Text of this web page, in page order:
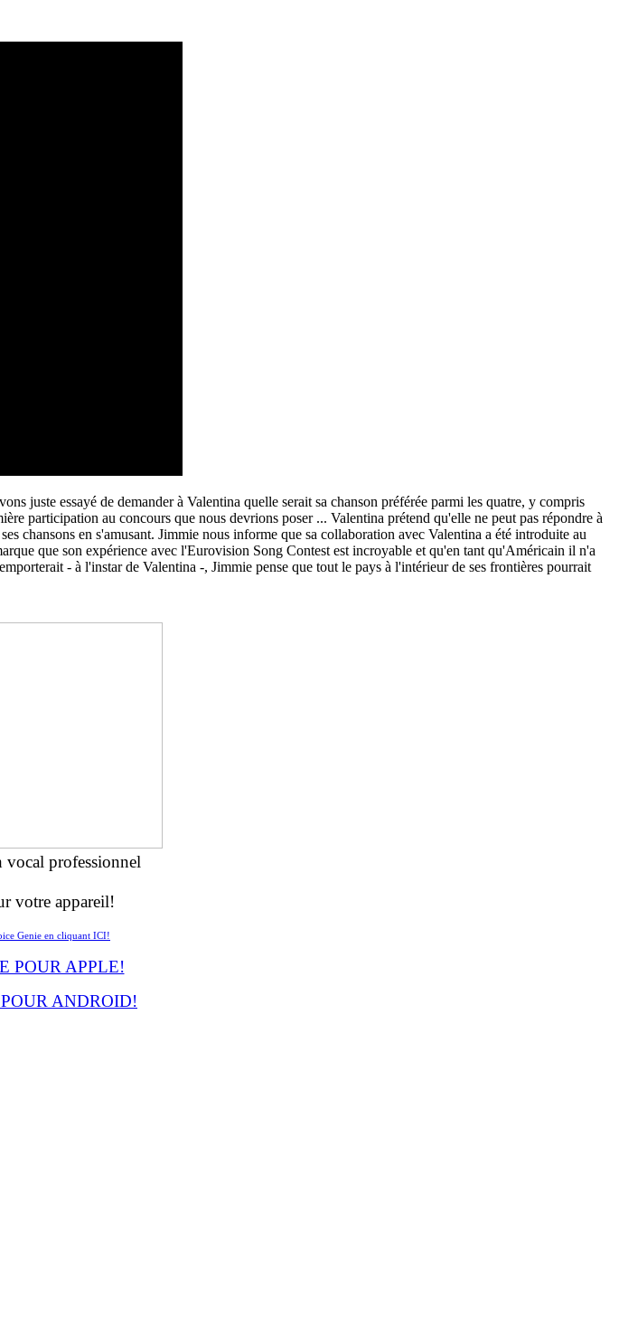
juste essayé de demander à Valentina quelle serait sa chanson préférée parmi les quatre, y compris
participation au concours que nous devrions poser ... Valentina prétend qu'elle ne peut pas répondre à
chansons en s'amusant. Jimmie nous informe que sa collaboration avec Valentina a été introduite au
que son expérience avec l'Eurovision Song Contest est incroyable et qu'en tant qu'Américain il n'a
- à l'instar de Valentina -, Jimmie pense que tout le pays à l'intérieur de ses frontières pourrait
vocal professionnel
votre appareil!
Genie en cliquant ICI!
POUR APPLE!
ANDROID!